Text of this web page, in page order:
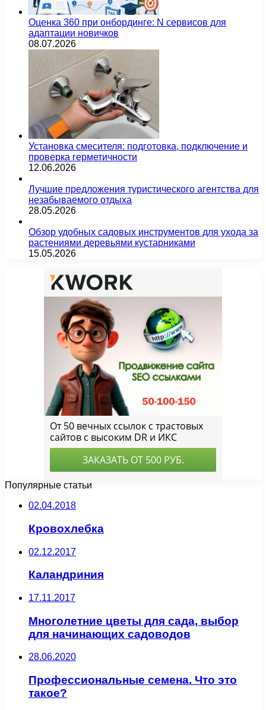
Оценка 360 при онбординге: N сервисов для
адаптации новичков
08.07.2026
Установка смесителя: подготовка, подключение и
проверка герметичности
12.06.2026
Лучшие предложения туристического агентства для
незабываемого отдыха
28.05.2026
Обзор удобных садовых инструментов для ухода за
растениями деревьями кустарниками
15.05.2026
Популярные статьи
02.04.2018
Кровохлебка
02.12.2017
Каландриния
17.11.2017
Многолетние цветы для сада, выбор
для начинающих садоводов
28.06.2020
Профессиональные семена. Что это
такое?